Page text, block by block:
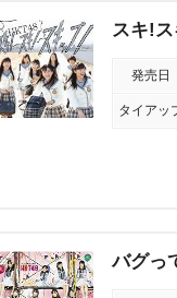
スキ!
発売日
タイアッ
バグっ